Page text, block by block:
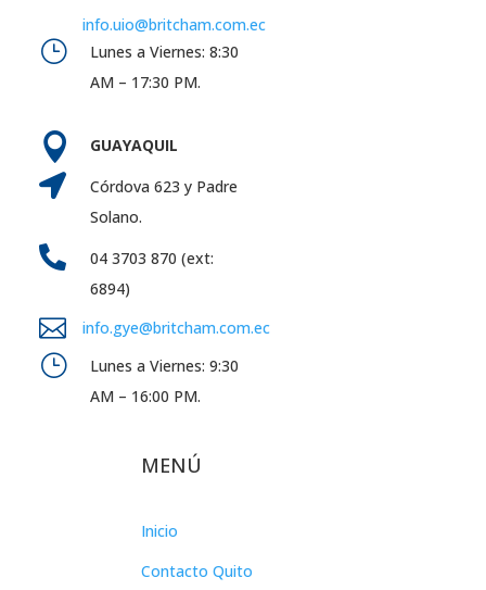
info.uio@britcham.com.ec
}
Lunes a Viernes: 8:30
AM – 17:30 PM.
 GUAYAQUIL

Córdova 623 y Padre
Solano.

04 3703 870 (ext:
6894)
 info.gye@britcham.com.ec
}
Lunes a Viernes: 9:30
AM – 16:00 PM.
MENÚ
Inicio
Contacto Quito